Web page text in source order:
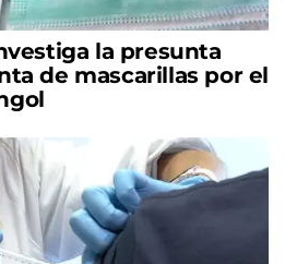
la presunta
de mascarillas por el